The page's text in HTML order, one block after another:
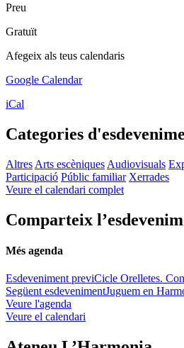
Preu
Gratuït
Afegeix als teus calendaris
Google Calendar
iCal
Categories
Altres Arts escèniques Audiovisuals
Participació Públic familiar Xerrades
Veure el calendari complet
Comparteix
Més agenda
Esdeveniment previCicle Orelletes.
Següent esdevenimentJuguem en
Veure l'agenda
Veure el calendari